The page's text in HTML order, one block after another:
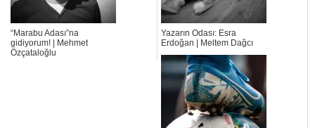
“Marabu Adası”na
gidiyorum! | Mehmet
Özçataloğlu
Yazarın Odası: Esra
Erdoğan | Meltem Dağcı